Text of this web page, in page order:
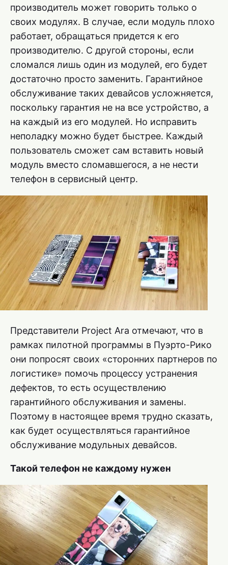
производитель может говорить только о
своих модулях. В случае, если модуль плохо
работает, обращаться придется к его
производителю. С другой стороны, если
сломался лишь один из модулей, его будет
достаточно просто заменить. Гарантийное
обслуживание таких девайсов усложняется,
поскольку гарантия не на все устройство, а
на каждый из его модулей. Но исправить
неполадку можно будет быстрее. Каждый
пользователь сможет сам вставить новый
модуль вместо сломавшегося, а не нести
телефон в сервисный центр.
Представители Project Ara отмечают, что в
рамках пилотной программы в Пуэрто-Рико
они попросят своих «сторонних партнеров по
логистике» помочь процессу устранения
дефектов, то есть осуществлению
гарантийного обслуживания и замены.
Поэтому в настоящее время трудно сказать,
как будет осуществляться гарантийное
обслуживание модульных девайсов.
Такой телефон не каждому нужен